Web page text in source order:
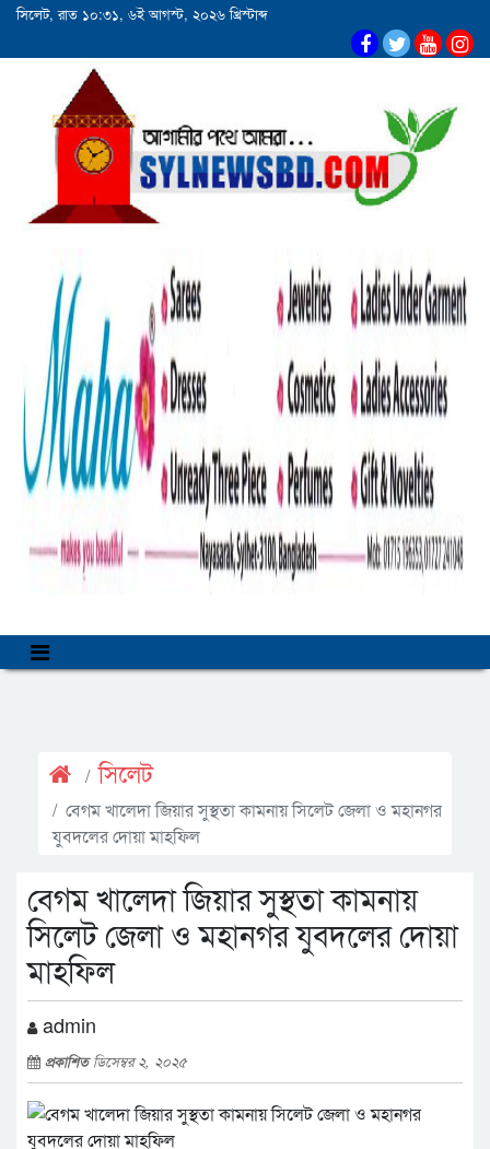
সিলেট, রাত ১০:৩১, ৬ই আগস্ট, ২০২৬ খ্রিস্টাব্দ
সিলেট
বেগম খালেদা জিয়ার সুস্থতা কামনায় সিলেট জেলা ও মহানগর
যুবদলের দোয়া মাহফিল
বেগম খালেদা জিয়ার সুস্থতা কামনায়
সিলেট জেলা ও মহানগর যুবদলের দোয়া
মাহফিল
admin
প্রকাশিতডিসেম্বর ২, ২০২৫